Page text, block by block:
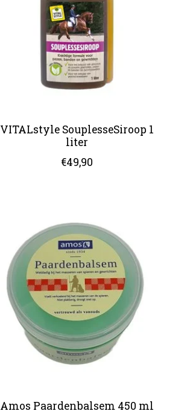
VITALstyle SouplesseSiroop 1
liter
€49,90
Amos Paardenbalsem 450 ml